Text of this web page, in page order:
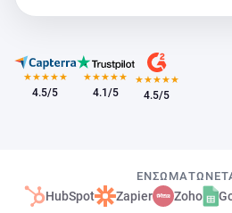
★★★★★
4.5/5
★★★★★
4.1/5
★★★★★
4.5/5
HubSpot Zapier Zoho